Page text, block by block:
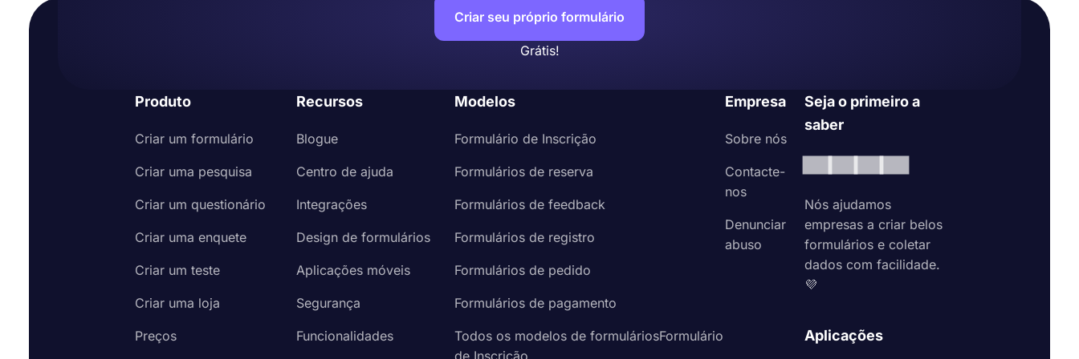
Criar seu próprio formulário
Grátis!
Produto
Criar um formulário
Criar uma pesquisa
Criar um questionário
Criar uma enquete
Criar um teste
Criar uma loja
Preços
Recursos
Blogue
Centro de ajuda
Integrações
Design de formulários
Aplicações móveis
Segurança
Funcionalidades
Modelos
Formulário de Inscrição
Formulários de reserva
Formulários de feedback
Formulários de registro
Formulários de pedido
Formulários de pagamento
Todos os modelos de formuláriosFormulário
de Inscrição
Empresa
Sobre nós
Contacte-
nos
Denunciar
abuso
Seja o primeiro a
saber
Nós ajudamos
empresas a criar belos
formulários e coletar
dados com facilidade.
💜
Aplicações